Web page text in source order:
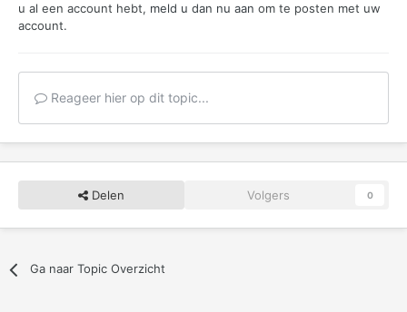
u al een account hebt, meld u dan nu aan om te posten met uw
account.
Reageer hier op dit topic...
Delen Volgers 0
Ga naar Topic Overzicht